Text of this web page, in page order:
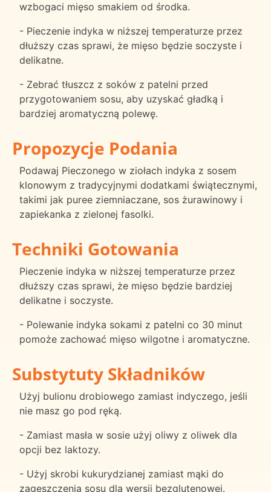
wzbogaci mięso smakiem od środka.
- Pieczenie indyka w niższej temperaturze przez
dłuższy czas sprawi, że mięso będzie soczyste i
delikatne.
- Zebrać tłuszcz z soków z patelni przed
przygotowaniem sosu, aby uzyskać gładką i
bardziej aromatyczną polewę.
Propozycje Podania
Podawaj Pieczonego w ziołach indyka z sosem
klonowym z tradycyjnymi dodatkami świątecznymi,
takimi jak puree ziemniaczane, sos żurawinowy i
zapiekanka z zielonej fasolki.
Techniki Gotowania
Pieczenie indyka w niższej temperaturze przez
dłuższy czas sprawi, że mięso będzie bardziej
delikatne i soczyste.
- Polewanie indyka sokami z patelni co 30 minut
pomoże zachować mięso wilgotne i aromatyczne.
Substytuty Składników
Użyj bulionu drobiowego zamiast indyczego, jeśli
nie masz go pod ręką.
- Zamiast masła w sosie użyj oliwy z oliwek dla
opcji bez laktozy.
- Użyj skrobi kukurydzianej zamiast mąki do
zagęszczenia sosu dla wersji bezglutenowej.